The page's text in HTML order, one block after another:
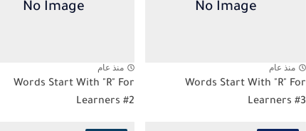
منذ عام
Words Start With "R" For
Learners #3
منذ عام
Words Start With "R" For
Learners #2